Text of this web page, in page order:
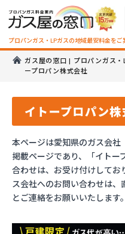
プロパンガス・LPガスの地域最安料金をご
ガス屋の窓口 | プロパンガス・
ープロパン株式会社
イトープロパン株
本ページは愛知県のガス会
掲載ページであり、「イト
合わせは、お受け付けして
ス会社へのお問い合わせは
とご連絡をお願いいたします。